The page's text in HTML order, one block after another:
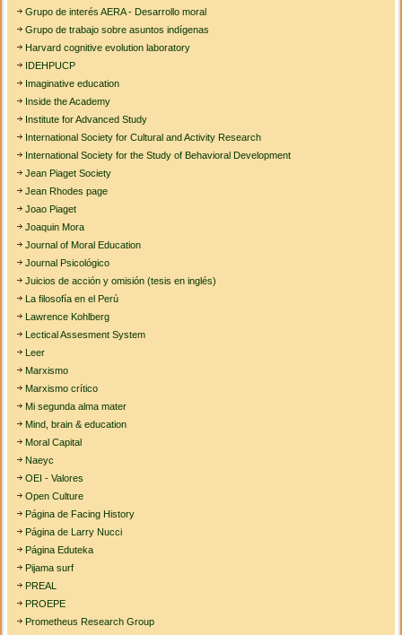
Grupo de interés AERA - Desarrollo moral
Grupo de trabajo sobre asuntos indígenas
Harvard cognitive evolution laboratory
IDEHPUCP
Imaginative education
Inside the Academy
Institute for Advanced Study
International Society for Cultural and Activity Research
International Society for the Study of Behavioral Development
Jean Piaget Society
Jean Rhodes page
Joao Piaget
Joaquin Mora
Journal of Moral Education
Journal Psicológico
Juicios de acción y omisión (tesis en inglés)
La filosofía en el Perú
Lawrence Kohlberg
Lectical Assesment System
Leer
Marxismo
Marxismo crítico
Mi segunda alma mater
Mind, brain & education
Moral Capital
Naeyc
OEI - Valores
Open Culture
Página de Facing History
Página de Larry Nucci
Página Eduteka
Pijama surf
PREAL
PROEPE
Prometheus Research Group